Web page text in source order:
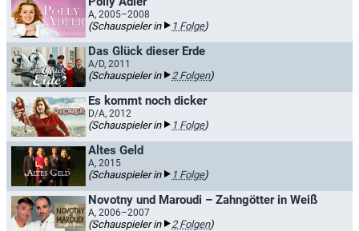
A, 2005–2008
(Schauspieler in 1 Folge)
Das Glück dieser Erde
A/D, 2011
(Schauspieler in 2 Folgen)
Es kommt noch dicker
D/A, 2012
(Schauspieler in 1 Folge)
Altes Geld
A, 2015
(Schauspieler in 1 Folge)
Novotny und Maroudi – Zahngötter in Weiß
A, 2006–2007
(Schauspieler in 2 Folgen)